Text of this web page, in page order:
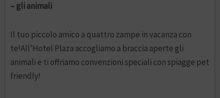
– gli animali
Il tuo piccolo amico a quattro zampe in vacanza con
te!All’Hotel Plaza accogliamo a braccia aperte gli
animali e ti offriamo convenzioni speciali con spiagge pet
friendly!